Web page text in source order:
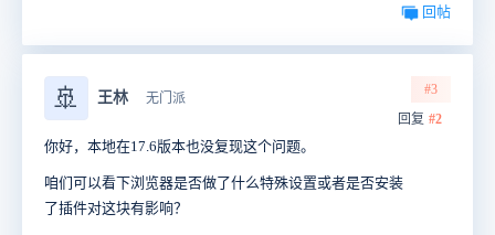
回帖
🚢 王林 无门派
#3
回复 #2
你好，本地在17.6版本也没复现这个问题。
咱们可以看下浏览器是否做了什么特殊设置或者是否安装
了插件对这块有影响？